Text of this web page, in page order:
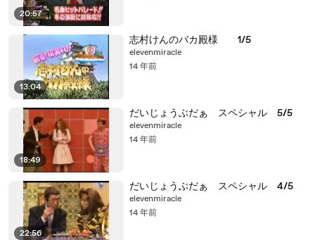
20:57
13:04
志村けんのバカ殿様 1/5
elevenmiracle
14 年前
18:49
だいじょうぶだぁ スペシャル 5/5
elevenmiracle
14 年前
22:56
だいじょうぶだぁ スペシャル 4/5
elevenmiracle
14 年前